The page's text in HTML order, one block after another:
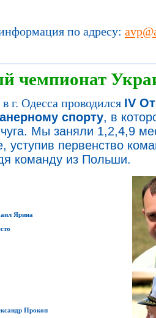
по адресу:
чемпионат
г. Одесса проводился IV
спорту, в
Мы заняли 1,2,4,9
уступив первенство
команду из Польши.
Ярина
Прокоп